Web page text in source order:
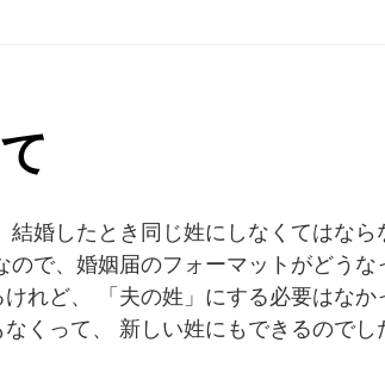
結婚したとき同じ姓にしなくてはな
で、婚姻届のフォーマットがどう
れど、 「夫の姓」にする必要はな
くって、 新しい姓にもできるので